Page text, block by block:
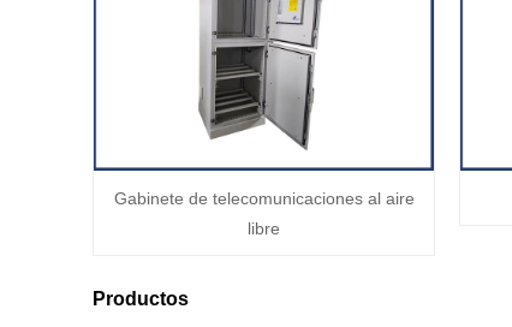
Gabinete de telecomunicaciones al aire
libre
Productos